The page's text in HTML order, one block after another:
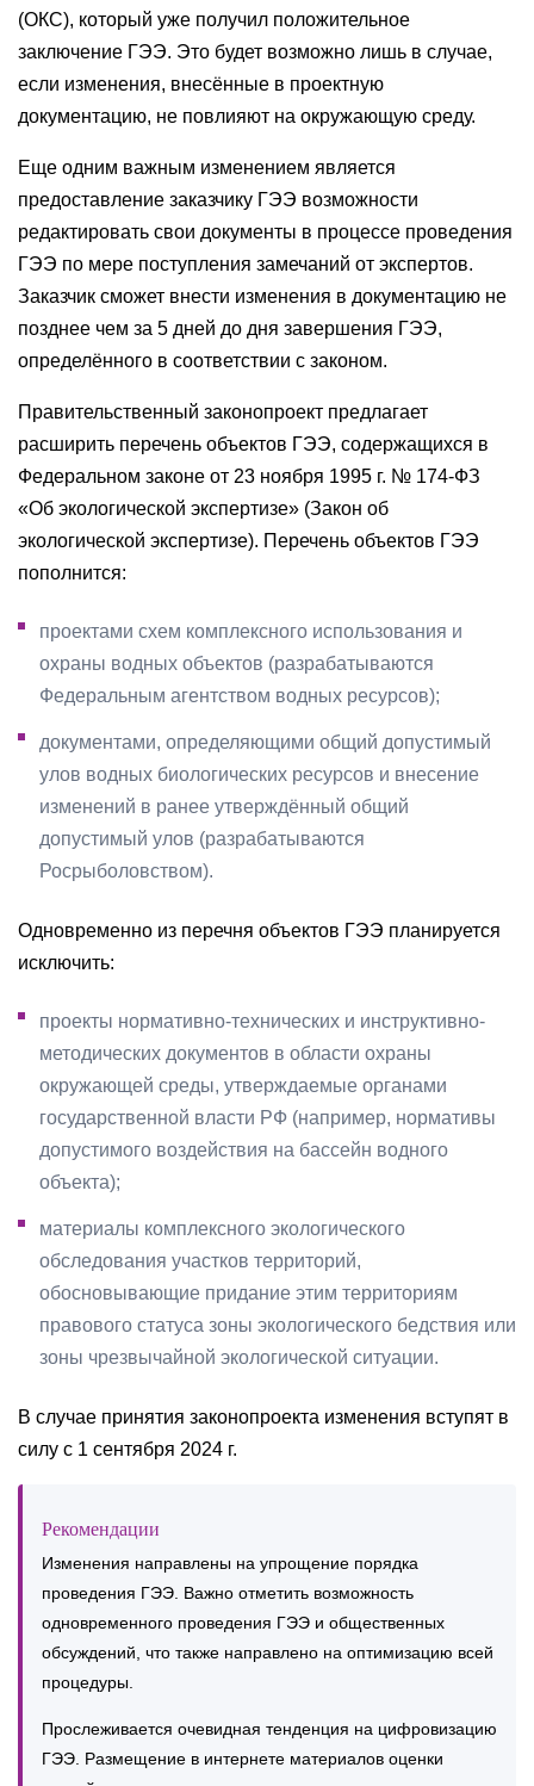
(ОКС), который уже получил положительное
заключение ГЭЭ. Это будет возможно лишь в случае,
если изменения, внесённые в проектную
документацию, не повлияют на окружающую среду.
Еще одним важным изменением является
предоставление заказчику ГЭЭ возможности
редактировать свои документы в процессе проведения
ГЭЭ по мере поступления замечаний от экспертов.
Заказчик сможет внести изменения в документацию не
позднее чем за 5 дней до дня завершения ГЭЭ,
определённого в соответствии с законом.
Правительственный законопроект предлагает
расширить перечень объектов ГЭЭ, содержащихся в
Федеральном законе от 23 ноября 1995 г. № 174-ФЗ
«Об экологической экспертизе» (Закон об
экологической экспертизе). Перечень объектов ГЭЭ
пополнится:
проектами схем комплексного использования и
охраны водных объектов (разрабатываются
Федеральным агентством водных ресурсов);
документами, определяющими общий допустимый
улов водных биологических ресурсов и внесение
изменений в ранее утверждённый общий
допустимый улов (разрабатываются
Росрыболовством).
Одновременно из перечня объектов ГЭЭ планируется
исключить:
проекты нормативно-технических и инструктивно-
методических документов в области охраны
окружающей среды, утверждаемые органами
государственной власти РФ (например, нормативы
допустимого воздействия на бассейн водного
объекта);
материалы комплексного экологического
обследования участков территорий,
обосновывающие придание этим территориям
правового статуса зоны экологического бедствия или
зоны чрезвычайной экологической ситуации.
В случае принятия законопроекта изменения вступят в
силу с 1 сентября 2024 г.
Рекомендации
Изменения направлены на упрощение порядка
проведения ГЭЭ. Важно отметить возможность
одновременного проведения ГЭЭ и общественных
обсуждений, что также направлено на оптимизацию всей
процедуры.
Прослеживается очевидная тенденция на цифровизацию
ГЭЭ. Размещение в интернете материалов оценки